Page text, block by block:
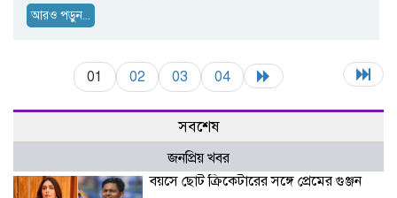
আরও পড়ুন...
01 02 03 04
সবশেষ
জনপ্রিয় খবর
বয়সে ছোট ক্রিকেটারের সঙ্গে প্রেমের গুঞ্জন